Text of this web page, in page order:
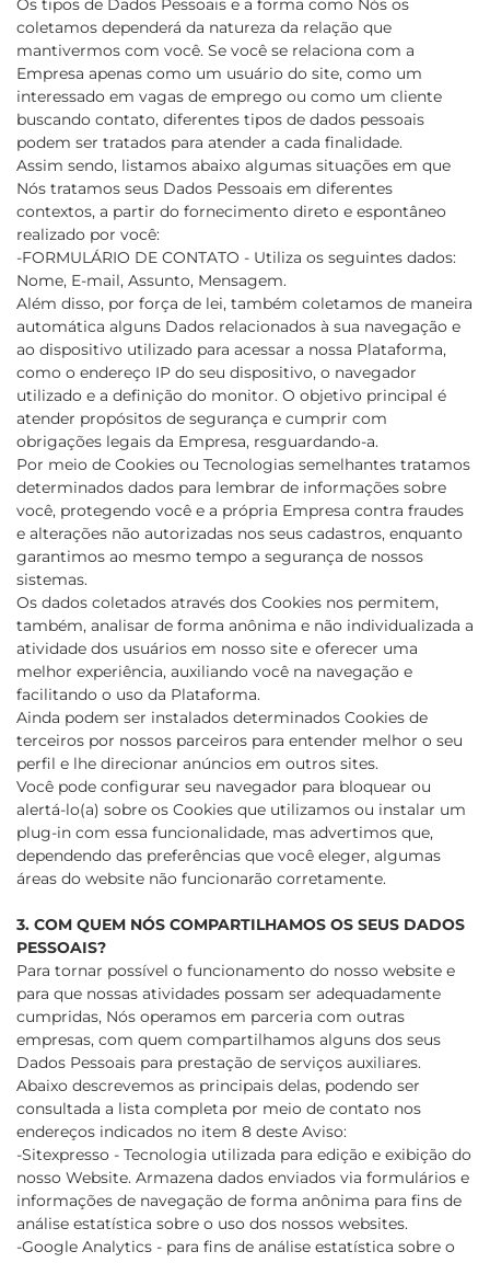
Os tipos de Dados Pessoais e a forma como Nós os
coletamos dependerá da natureza da relação que
mantivermos com você. Se você se relaciona com a
Empresa apenas como um usuário do site, como um
interessado em vagas de emprego ou como um cliente
buscando contato, diferentes tipos de dados pessoais
podem ser tratados para atender a cada finalidade.
Assim sendo, listamos abaixo algumas situações em que
Nós tratamos seus Dados Pessoais em diferentes
contextos, a partir do fornecimento direto e espontâneo
realizado por você:
-FORMULÁRIO DE CONTATO - Utiliza os seguintes dados:
Nome, E-mail, Assunto, Mensagem.
Além disso, por força de lei, também coletamos de maneira
automática alguns Dados relacionados à sua navegação e
ao dispositivo utilizado para acessar a nossa Plataforma,
como o endereço IP do seu dispositivo, o navegador
utilizado e a definição do monitor. O objetivo principal é
atender propósitos de segurança e cumprir com
obrigações legais da Empresa, resguardando-a.
Por meio de Cookies ou Tecnologias semelhantes tratamos
determinados dados para lembrar de informações sobre
você, protegendo você e a própria Empresa contra fraudes
e alterações não autorizadas nos seus cadastros, enquanto
garantimos ao mesmo tempo a segurança de nossos
sistemas.
Os dados coletados através dos Cookies nos permitem,
também, analisar de forma anônima e não individualizada a
atividade dos usuários em nosso site e oferecer uma
melhor experiência, auxiliando você na navegação e
facilitando o uso da Plataforma.
Ainda podem ser instalados determinados Cookies de
terceiros por nossos parceiros para entender melhor o seu
perfil e lhe direcionar anúncios em outros sites.
Você pode configurar seu navegador para bloquear ou
alertá-lo(a) sobre os Cookies que utilizamos ou instalar um
plug-in com essa funcionalidade, mas advertimos que,
dependendo das preferências que você eleger, algumas
áreas do website não funcionarão corretamente.
3. COM QUEM NÓS COMPARTILHAMOS OS SEUS DADOS
PESSOAIS?
Para tornar possível o funcionamento do nosso website e
para que nossas atividades possam ser adequadamente
cumpridas, Nós operamos em parceria com outras
empresas, com quem compartilhamos alguns dos seus
Dados Pessoais para prestação de serviços auxiliares.
Abaixo descrevemos as principais delas, podendo ser
consultada a lista completa por meio de contato nos
endereços indicados no item 8 deste Aviso:
-Sitexpresso - Tecnologia utilizada para edição e exibição do
nosso Website. Armazena dados enviados via formulários e
informações de navegação de forma anônima para fins de
análise estatística sobre o uso dos nossos websites.
-Google Analytics - para fins de análise estatística sobre o